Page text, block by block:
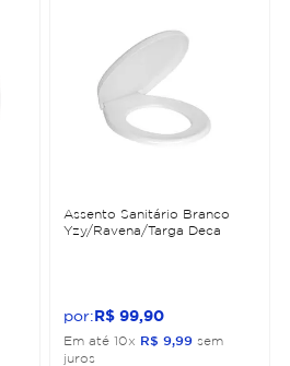
Assento Sanitário Branco
Yzy/Ravena/Targa Deca
R$ 99 90
Em até 10x R$ 9,99 sem
juros